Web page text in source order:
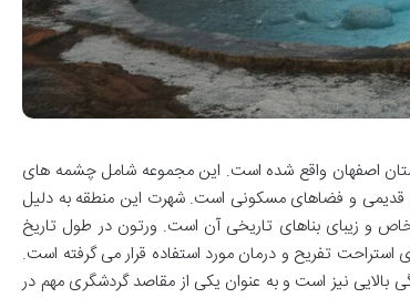
اصفهان واقع شده است. این مجموعه شامل چشمه های
قدیمی و فضاهای مسکونی است. شهرت این منطقه به دلیل
و زیبای بناهای تاریخی آن است. ورتون در طول تاریخ
استراحت تفریح و درمان مورد استفاده قرار می گرفته است.
بالایی نیز است و به عنوان یکی از مقاصد گردشگری مهم در